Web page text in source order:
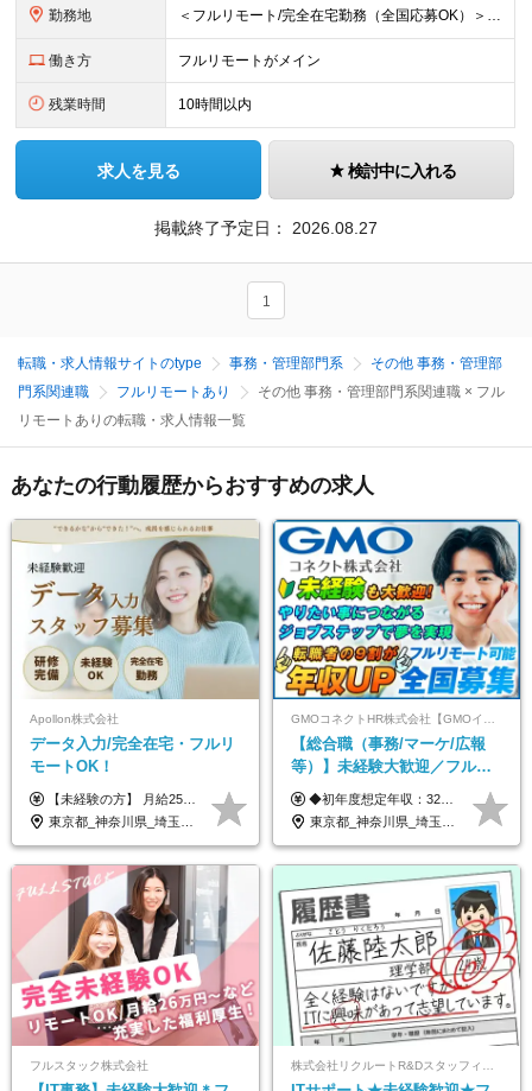
勤務地 ＜フルリモート/完全在宅勤務（全国応募OK）＞ ★自宅/カフェなど、あなたが働きやすい場所で働けます ★転居を伴う転勤はありません ★全国47都道府県どこからでも応募OK ■本社 東京都新宿区山吹町
働き方 フルリモートがメイン
残業時間 10時間以内
求人を見る 検討中に入れる
掲載終了予定日： 2026.08.27
1
転職・求人情報サイトのtype 事務・管理部門系
その他 事務・管理部
門系関連職
フルリモートあり
その他 事務・管理部門系関連職 × フル
リモートありの転職・求人情報一覧
あなたの行動履歴からおすすめの求人
Apollon株式会社
データ入力/完全在宅・フルリ
モートOK！
【未経験の方】 月給25.5万円以上＋各種手当 【事務経験3年以上の方】 月給28万円以上＋各種手当 ※経験・スキル・年齢を考慮の上、決定します ※試用期間：3ヶ月(雇用形態は正社員、給与・待遇に変更はありません) ※残業代は全額別途支給 ※昇給：年1回（査定あり） ※賞与：年3回（業績に応じて支給） ＼努力がしっかり評価される環境です！／ 「どんなスキルを身につければ昇給できるか」が明確だから、 着実に成長しながら収入アップを目指せます。
東京都_神奈川県_埼玉県_千葉県_大阪府_愛知県_北海道_青森県_岩手県_宮城県_秋田県_山形県_福島県_茨城県_栃木県_群馬県_新潟県_山梨県_長野県_富山県_石川県_福井県_静岡県_岐阜県_三重県_兵庫県_京都府_滋賀県_奈良県_和歌山県_広島県_岡山県_鳥取県_島根県_山口県_徳島県_香川県_愛媛県_高知県_福岡県_熊本県_佐賀県_長崎県_大分県_宮崎県_鹿児島県_沖縄県
GMOコネクトHR株式会社【GMOインターネットグループ】
【総合職（事務/マーケ/広報
等）】未経験大歓迎／フルリ
モ可で全国募集！年収アップ
多数★年休最大130日★
◆初年度想定年収：320万円〜840万円 【関東／一都三県】月給24万円〜70万円 【関西・東海地方】月給23万円〜65万円 【その他の地方等】月給22万円〜60万円 ※ご経験・スキル・前職給与などを考慮の上決定いたします。 ◉固定残業代制（固定残業代10,000円含） 固定残業代は7時間分・時間超過分は追加支給 ≪月給例≫ ・月給54万円（29歳／入社3年目） ・月給38万円（26歳／入社2年目） ・月給28万円（24歳／入社1年目） ※試用期間は6ヶ月で、その間の雇用形態は契約社員です。そのほかの条件に変更はありません。
東京都_神奈川県_埼玉県_千葉県_大阪府_愛知県_北海道_青森県_岩手県_宮城県_秋田県_山形県_福島県_茨城県_栃木県_群馬県_新潟県_山梨県_長野県_富山県_石川県_福井県_静岡県_岐阜県_三重県_兵庫県_京都府_滋賀県_奈良県_和歌山県_広島県_岡山県_鳥取県_島根県_山口県_徳島県_香川県_愛媛県_高知県_福岡県_熊本県_佐賀県_長崎県_大分県_宮崎県_鹿児島県_沖縄県
フルスタック株式会社